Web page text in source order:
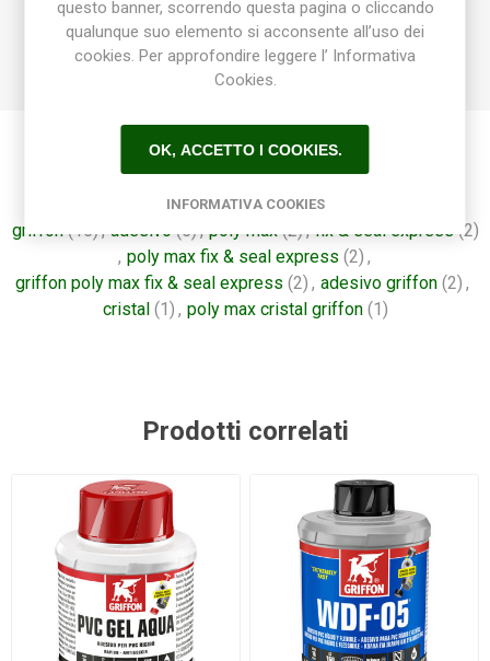
Etichetta del prodotto
griffon (15), adesivo (5), poly max (2), fix & seal express (2)
, poly max fix & seal express (2) ,
griffon poly max fix & seal express (2) , adesivo griffon (2) ,
cristal (1) , poly max cristal griffon (1)
Prodotti correlati
questo banner, scorrendo questa pagina o cliccando
qualunque suo elemento si acconsente all’uso dei
cookies. Per approfondire leggere l’ Informativa
Cookies.
OK, ACCETTO I COOKIES.
INFORMATIVA COOKIES